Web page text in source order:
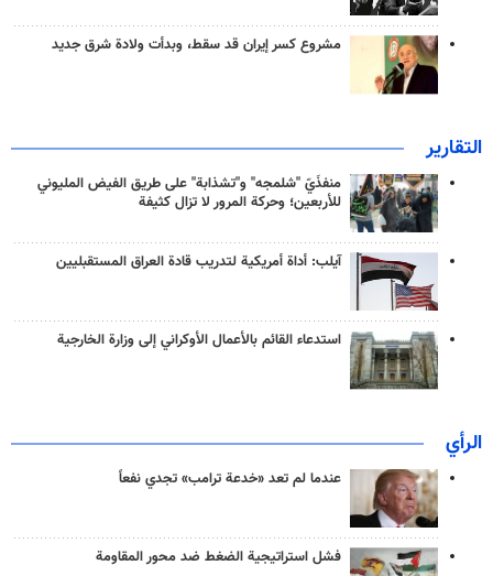
مشروع كسر إيران قد سقط، وبدأت ولادة شرق جديد
التقارير
منفذَيّ "شلمجه" و"تشذابة" على طريق الفيض المليوني
للأربعين؛ وحركة المرور لا تزال كثيفة
آيلب: أداة أمريكية لتدريب قادة العراق المستقبليين
استدعاء القائم بالأعمال الأوكراني إلى وزارة الخارجية
الرأي
عندما لم تعد «خدعة ترامب» تجدي نفعاً
فشل استراتيجية الضغط ضد محور المقاومة